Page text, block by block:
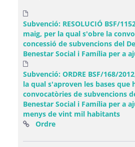
Subvenció: RESOLUCIÓ BSF/
maig, per la qual s'obre la
concessió de subvencions del
Benestar Social i Família per a
Subvenció: ORDRE BSF/168/
la qual s'aproven les bases que
convocatòries de subvencions
Benestar Social i Família per a
menys de vint mil habitants
Ordre(Obre una finestra nova)